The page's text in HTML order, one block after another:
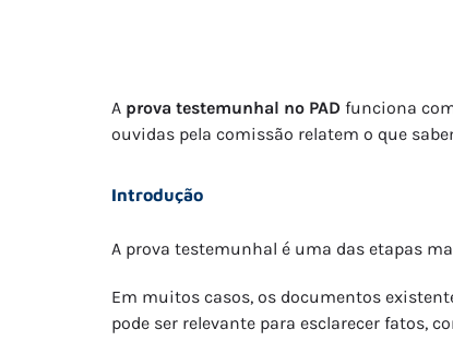
A prova testemunhal no PAD funciona
ouvidas pela comissão relatem o que
Introdução
A prova testemunhal é uma das etapas
Em muitos casos, os documentos
pode ser relevante para esclarecer fatos,